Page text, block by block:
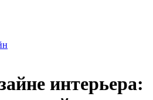
интерьера: